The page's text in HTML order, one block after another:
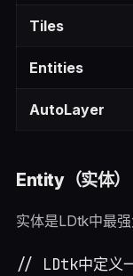
Tiles
Entities
AutoLayer
Entity（实体）
实体是LDtk中最
// LDtk中定义